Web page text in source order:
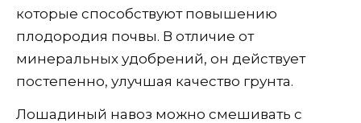
которые способствуют повышению
плодородия почвы. В отличие от
минеральных удобрений, он действует
постепенно, улучшая качество грунта.
Лошадиный навоз можно смешивать с